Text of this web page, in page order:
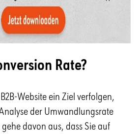
Rate?
Website ein Ziel verfolgen,
der Umwandlungsrate
davon aus, dass Sie auf